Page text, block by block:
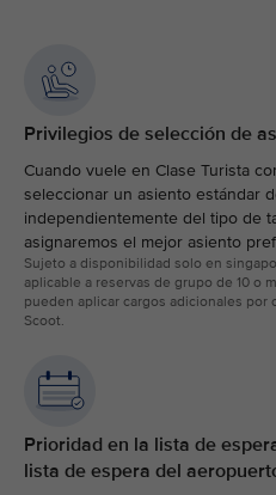
Privilegios de selección de
Cuando vuele en Clase Turista
seleccionar un asiento estándar
independientemente del tipo de
asignaremos el mejor asiento
Sujeto a disponibilidad solo en
aplicable a reservas de grupo de 10 o
pueden aplicar cargos adicionales por
Scoot.
Prioridad en la lista de
lista de espera del